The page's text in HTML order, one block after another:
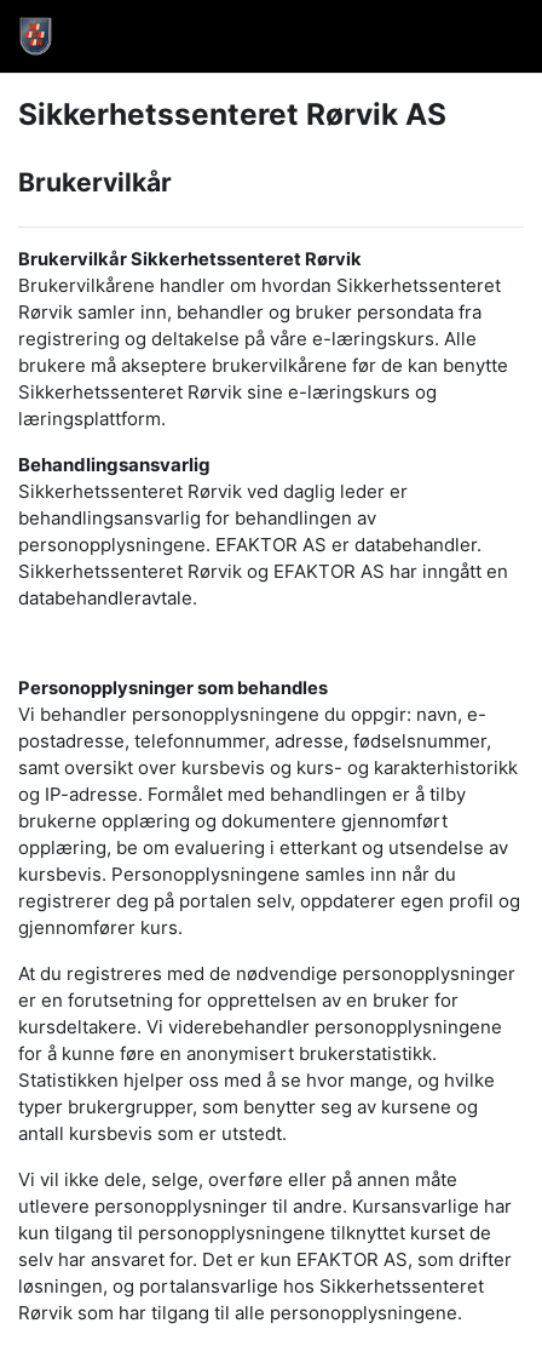
Sikkerhetssenteret Rørvik AS
Brukervilkår
Brukervilkår Sikkerhetssenteret Rørvik
Brukervilkårene handler om hvordan Sikkerhetssenteret
Rørvik samler inn, behandler og bruker persondata fra
registrering og deltakelse på våre e-læringskurs. Alle
brukere må akseptere brukervilkårene før de kan benytte
Sikkerhetssenteret Rørvik sine e-læringskurs og
læringsplattform.
Behandlingsansvarlig
Sikkerhetssenteret Rørvik ved daglig leder er
behandlingsansvarlig for behandlingen av
personopplysningene. EFAKTOR AS er databehandler.
Sikkerhetssenteret Rørvik og EFAKTOR AS har inngått en
databehandleravtale.
Personopplysninger som behandles
Vi behandler personopplysningene du oppgir: navn, e-
postadresse, telefonnummer, adresse, fødselsnummer,
samt oversikt over kursbevis og kurs- og karakterhistorikk
og IP-adresse. Formålet med behandlingen er å tilby
brukerne opplæring og dokumentere gjennomført
opplæring, be om evaluering i etterkant og utsendelse av
kursbevis. Personopplysningene samles inn når du
registrerer deg på portalen selv, oppdaterer egen profil og
gjennomfører kurs.
At du registreres med de nødvendige personopplysninger
er en forutsetning for opprettelsen av en bruker for
kursdeltakere. Vi viderebehandler personopplysningene
for å kunne føre en anonymisert brukerstatistikk.
Statistikken hjelper oss med å se hvor mange, og hvilke
typer brukergrupper, som benytter seg av kursene og
antall kursbevis som er utstedt.
Vi vil ikke dele, selge, overføre eller på annen måte
utlevere personopplysninger til andre. Kursansvarlige har
kun tilgang til personopplysningene tilknyttet kurset de
selv har ansvaret for. Det er kun EFAKTOR AS, som drifter
løsningen, og portalansvarlige hos Sikkerhetssenteret
Rørvik som har tilgang til alle personopplysningene.